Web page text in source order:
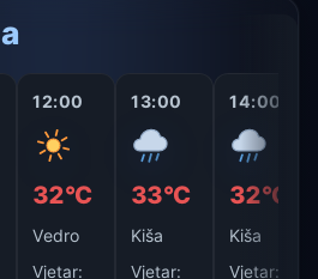
12:00
32°C
Vedro
Vjetar:
13:00
33°C
Kiša
Vjetar:
14:00
32°C
Kiša
Vjetar: